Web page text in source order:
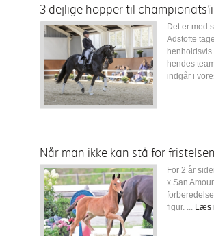
3 dejlige hopper til
Det er med
Adstofte
hendes
indgår i
Når man ikke kan stå for fristelsen.
For 2 år
x San
figur. ... Læs